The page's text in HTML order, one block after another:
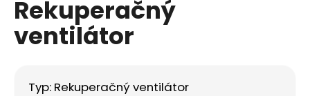
Rekuperačný
ventilátor
Typ: Rekuperačný ventilátor
á
j